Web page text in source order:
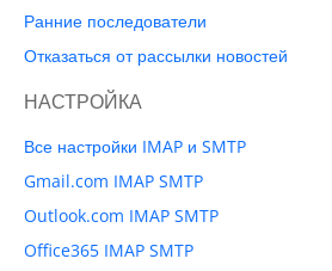
Ранние последователи
Отказаться от рассылки новостей
НАСТРОЙКА
Все настройки IMAP и SMTP
Gmail.com IMAP SMTP
Outlook.com IMAP SMTP
Office365 IMAP SMTP